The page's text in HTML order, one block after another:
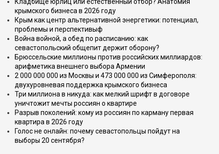
крымского бизнеса в 2026 году
Крым как центр альтернативной энергетики: потенциал,
проблемы и перспективыф
Война войной, а обед по расписанию: как
севастопольский общепит держит оборону?
Брюссельские миллионы против российских миллиардов:
арифметика внешнего выбора Армении
2 000 000 000 из Москвы и 473 000 000 из Симферополя:
двухуровневая поддержка крымского бизнеса
Три миллиона в никуда: как мелкий шрифт в договоре
уничтожит мечты россиян о квартире
Разрыв поколений: кому из россиян по карману первая
квартира в 2026 году
Голос не онлайн: почему севастопольцы пойдут на
выборы 20 сентября?